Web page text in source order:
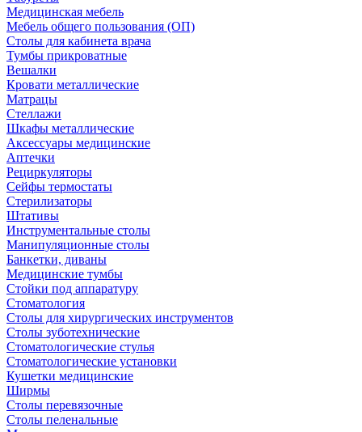
Медицинская мебель
Мебель общего пользования (ОП)
Столы для кабинета врача
Тумбы прикроватные
Вешалки
Кровати металлические
Матрацы
Стеллажи
Шкафы металлические
Аксессуары медицинские
Аптечки
Рециркуляторы
Сейфы термостаты
Стерилизаторы
Штативы
Инструментальные столы
Манипуляционные столы
Банкетки, диваны
Медицинские тумбы
Стойки под аппаратуру
Стоматология
Столы для хирургических инструментов
Столы зуботехнические
Стоматологические стулья
Стоматологические установки
Кушетки медицинские
Ширмы
Столы перевязочные
Столы пеленальные